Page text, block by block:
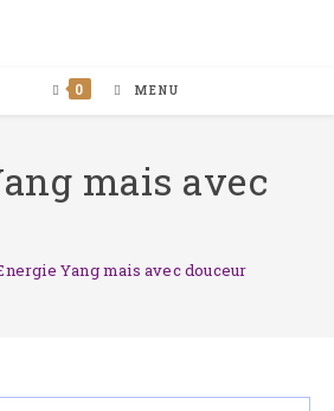
0 MENU
mais avec
Yang mais avec douceur